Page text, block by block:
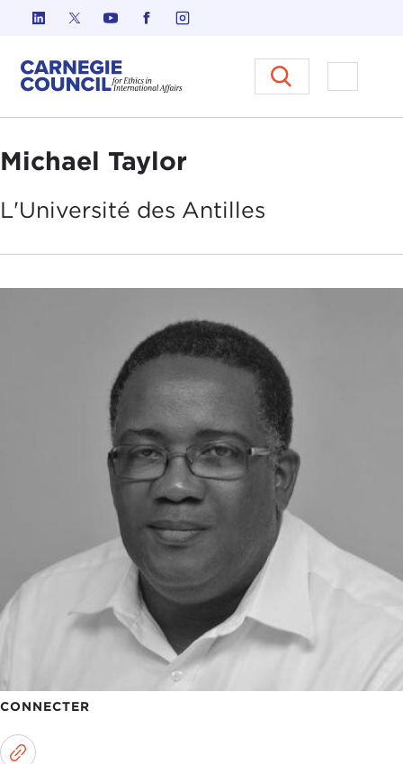
Skip to content
Carnegie Council sur
Ouvrir
Michael Taylor
L'Université des Antilles
CONNECTER